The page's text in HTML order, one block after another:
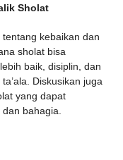
Sholat
kebaikan dan
sholat bisa
baik, disiplin, dan
Diskusikan juga
yang dapat
bahagia.